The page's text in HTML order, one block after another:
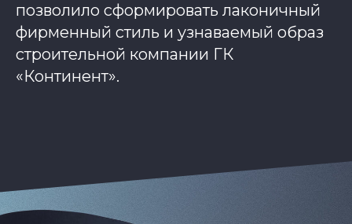
позволило сформировать лаконичный
фирменный стиль и узнаваемый образ
строительной компании ГК
«Континент».